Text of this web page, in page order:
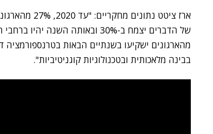
ארז ציטט
בבינה מלאכותית ובטכנולוגיות קוגניטיביות".